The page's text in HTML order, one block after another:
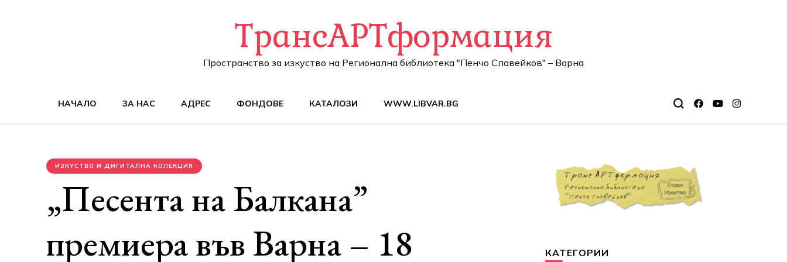
ТрансАРТформация
Пространство за изкуство на Регионална библиотека "Пенчо Славейков" – Варна
НАЧАЛО ЗА НАС АДРЕС ФОНДОВЕ КАТАЛОЗИ WWW.LIBVAR.BG
ИЗКУСТВО И ДИГИТАЛНА КОЛЕКЦИЯ
„Песента на Балкана”
премиера във Варна – 18
КАТЕГОРИИ